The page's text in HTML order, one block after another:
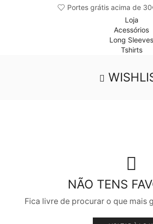
Portes grátis acima de
Loja
Acessórios
Long Sleeves
Tshirts
NÃO TENS
Fica livre de procurar o que mais